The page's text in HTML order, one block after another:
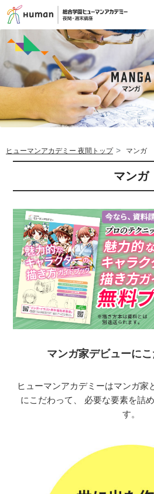
ヒューマンアカデミー 夜間トップ マンガ
マンガ
マンガ家デビューに
ヒューマンアカデミーはマンガ家
にこだわって、
必要な要素を詰
す。